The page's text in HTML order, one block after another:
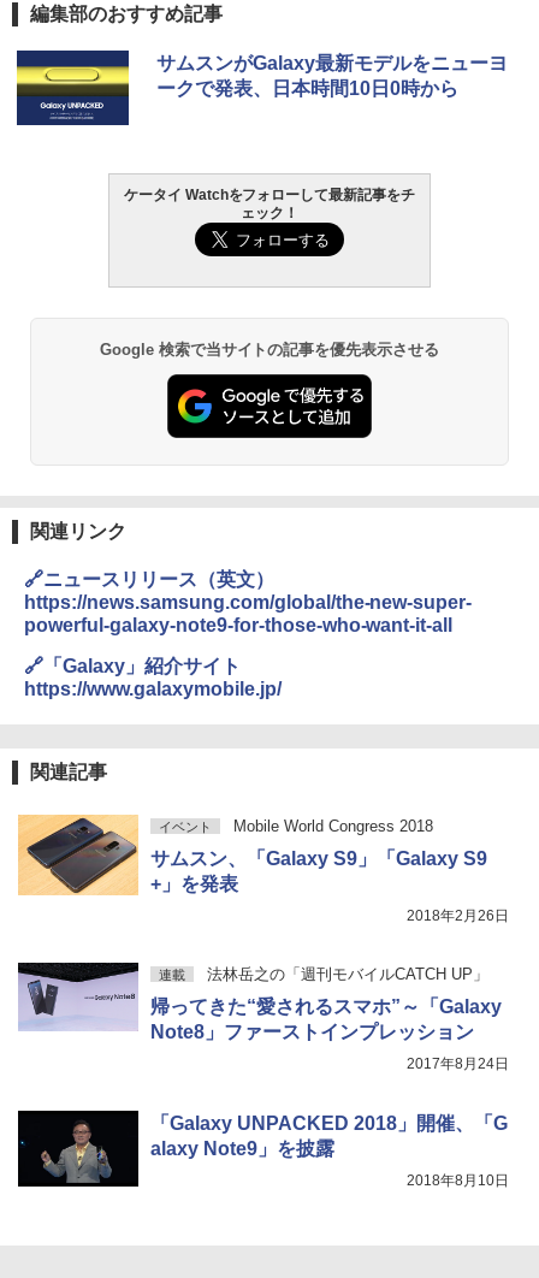
編集部のおすすめ記事
サムスンがGalaxy最新モデルをニューヨ
ークで発表、日本時間10日0時から
ケータイ Watchをフォローして最新記事をチ
ェック！
Google 検索で当サイトの記事を優先表示させる
関連リンク
🔗ニュースリリース（英文）
https://news.samsung.com/global/the-new-super-
powerful-galaxy-note9-for-those-who-want-it-all
🔗「Galaxy」紹介サイト
https://www.galaxymobile.jp/
関連記事
イベント Mobile World Congress 2018
サムスン、「Galaxy S9」「Galaxy S9
+」を発表
2018年2月26日
連載 法林岳之の「週刊モバイルCATCH UP」
帰ってきた“愛されるスマホ”～「Galaxy
Note8」ファーストインプレッション
2017年8月24日
「Galaxy UNPACKED 2018」開催、「G
alaxy Note9」を披露
2018年8月10日